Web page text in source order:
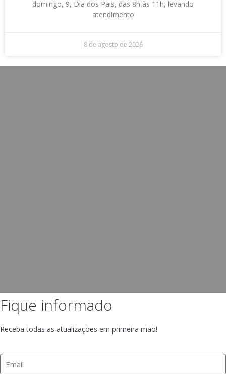
domingo, 9, Dia dos Pais, das 8h às 11h, levando
atendimento
8 de agosto de 2026
Fique informado
Receba todas as atualizações em primeira mão!